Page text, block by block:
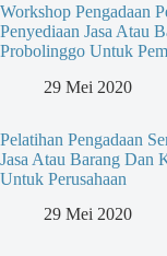
Workshop Pengadaan
Penyediaan Jasa Atau
Probolinggo Untuk
29 Mei 2020
Pelatihan Pengadaan
Jasa Atau Barang Dan
Untuk Perusahaan
29 Mei 2020